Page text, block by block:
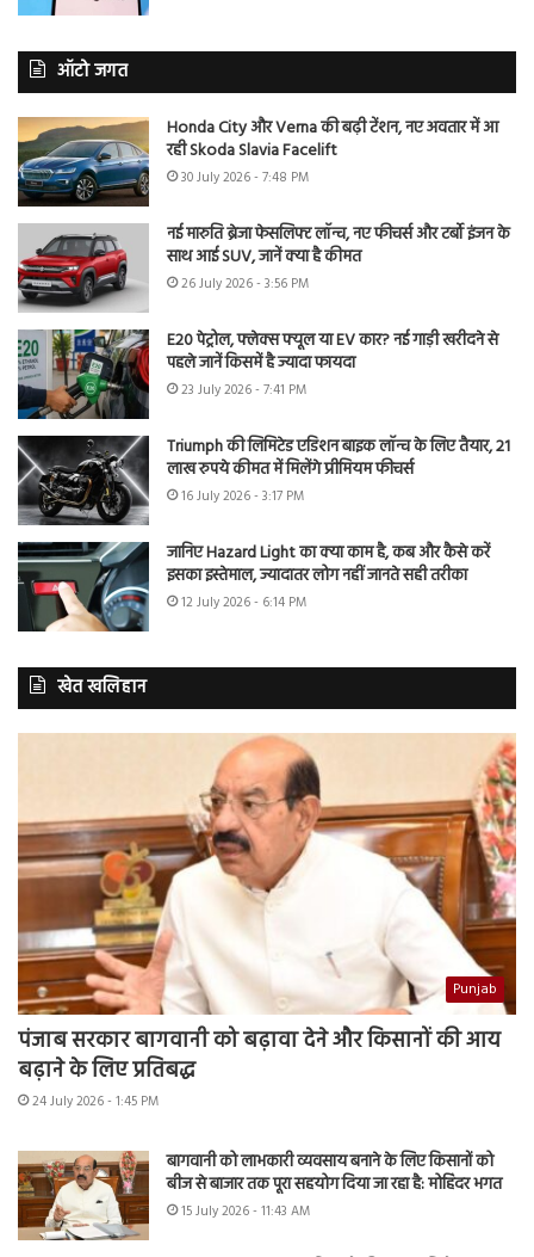
ऑटो जगत
Honda City और Verna की बढ़ी टेंशन, नए अवतार में आ
रही Skoda Slavia Facelift
30 July 2026 - 7:48 PM
नई मारुति ब्रेजा फेसलिफ्ट लॉन्च, नए फीचर्स और टर्बो इंजन के
साथ आई SUV, जानें क्या है कीमत
26 July 2026 - 3:56 PM
E20 पेट्रोल, फ्लेक्स फ्यूल या EV कार? नई गाड़ी खरीदने से
पहले जानें किसमें है ज्यादा फायदा
23 July 2026 - 7:41 PM
Triumph की लिमिटेड एडिशन बाइक लॉन्च के लिए तैयार, 21
लाख रुपये कीमत में मिलेंगे प्रीमियम फीचर्स
16 July 2026 - 3:17 PM
जानिए Hazard Light का क्या काम है, कब और कैसे करें
इसका इस्तेमाल, ज्यादातर लोग नहीं जानते सही तरीका
12 July 2026 - 6:14 PM
खेत खलिहान
Punjab
पंजाब सरकार बागवानी को बढ़ावा देने और किसानों की आय
बढ़ाने के लिए प्रतिबद्ध
24 July 2026 - 1:45 PM
बागवानी को लाभकारी व्यवसाय बनाने के लिए किसानों को
बीज से बाजार तक पूरा सहयोग दिया जा रहा है: मोहिंदर भगत
15 July 2026 - 11:43 AM